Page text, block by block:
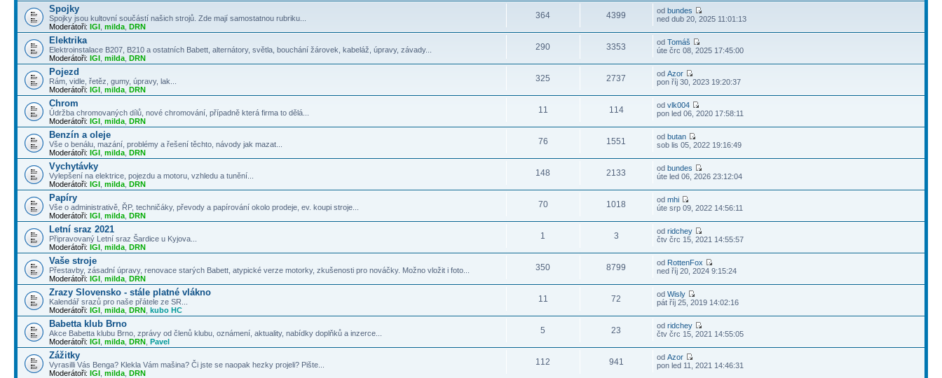
Spojky
Spojky jsou kultovní součástí našich strojů. Zde mají samostatnou rubriku...
Moderátoři: IGI milda DRN
364 4399 odbundes
ned dub 20, 2025 11:01:13
Elektrika
Elektroinstalace B207, B210 a ostatních Babett, alternátory, světla, bouchání žárovek, kabeláž, úpravy, závady...
Moderátoři: IGI milda DRN
290 3353 odTomáš
úte črc 08, 2025 17:45:00
Pojezd
Rám, vidle, řetěz, gumy, úpravy, lak...
Moderátoři: IGI milda DRN
325 2737 odAzor
pon říj 30, 2023 19:20:37
Chrom
Údržba chromovaných dílů, nové chromování, případně která firma to dělá...
Moderátoři: IGI milda DRN
11 114 odvlk004
pon led 06, 2020 17:58:11
Benzín a oleje
Vše o benálu, mazání, problémy a řešení těchto, návody jak mazat...
Moderátoři: IGI milda DRN
76 1551 odbutan
sob lis 05, 2022 19:16:49
Vychytávky
Vylepšení na elektrice, pojezdu a motoru, vzhledu a tunění...
Moderátoři: IGI milda DRN
148 2133 odbundes
úte led 06, 2026 23:12:04
Papíry
Vše o administrativě, ŘP, techničáky, převody a papírování okolo prodeje, ev. koupi stroje...
Moderátoři: IGI milda DRN
70 1018 odmhi
úte srp 09, 2022 14:56:11
Letní sraz 2021
Připravovaný Letní sraz Šardice u Kyjova...
Moderátoři: IGI milda DRN
1 3 odridchey
čtv črc 15, 2021 14:55:57
Vaše stroje
Přestavby, zásadní úpravy, renovace starých Babett, atypické verze motorky, zkušenosti pro nováčky. Možno vložit i foto...
Moderátoři: IGI milda DRN
350 8799 od RottenFox
ned říj 20, 2024 9:15:24
Zrazy Slovensko - stále platné vlákno
Kalendář srazů pro naše přátele ze SR...
Moderátoři: IGI milda DRN kubo HC
11 72 odWisly
pát říj 25, 2019 14:02:16
Babetta klub Brno
Akce Babetta klubu Brno, zprávy od členů klubu, oznámení, aktuality, nabídky doplňků a inzerce...
Moderátoři: IGI milda DRN Pavel
5 23 odridchey
čtv črc 15, 2021 14:55:05
Zážitky
Vyrasilli Vás Benga? Klekla Vám mašina? Či jste se naopak hezky projeli? Pište...
Moderátoři: IGI milda DRN
112 941 odAzor
pon led 11, 2021 14:46:31